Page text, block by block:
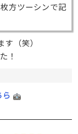
方ツーシンで記
（笑）
！